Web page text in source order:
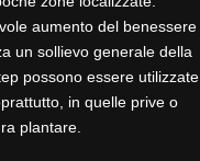
aumento del benessere
un sollievo generale della
possono essere utilizzate
in quelle prive o
plantare.